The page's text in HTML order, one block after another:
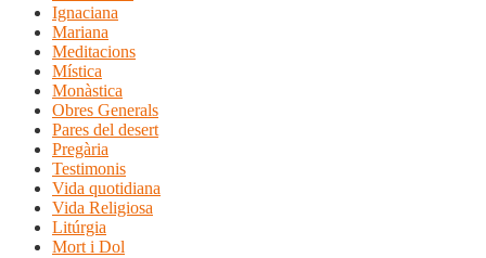
Ignaciana
Mariana
Meditacions
Mística
Monàstica
Obres Generals
Pares del desert
Pregària
Testimonis
Vida quotidiana
Vida Religiosa
Litúrgia
Mort i Dol